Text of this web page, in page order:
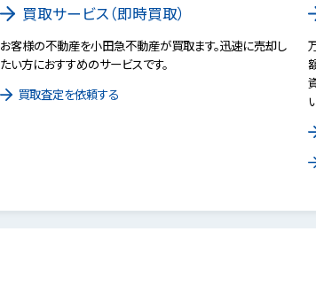
買取サービス（即時買取）
お客様の不動産を小田急不動産が買取ます。迅速に売却し
たい方におすすめのサービスです。
買取査定を依頼する